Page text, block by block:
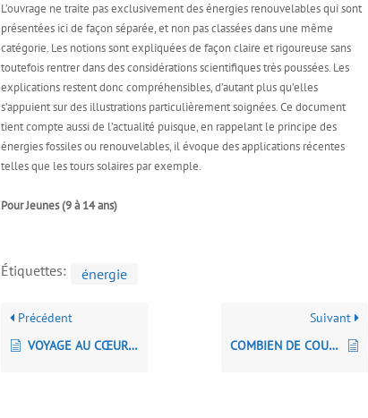
L’ouvrage ne traite pas exclusivement des énergies renouvelables qui sont
présentées ici de façon séparée, et non pas classées dans une même
catégorie. Les notions sont expliquées de façon claire et rigoureuse sans
toutefois rentrer dans des considérations scientifiques très poussées. Les
explications restent donc compréhensibles, d’autant plus qu’elles
s’appuient sur des illustrations particulièrement soignées. Ce document
tient compte aussi de l’actualité puisque, en rappelant le principe des
énergies fossiles ou renouvelables, il évoque des applications récentes
telles que les tours solaires par exemple.
Pour Jeunes (9 à 14 ans)
Étiquettes: énergie
Précédent
VOYAGE AU CŒUR DE LA LUMIÈRE
Suivant
COMBIEN DE COULEURS Y A-T-IL DANS L’ARC-EN-CIEL ?